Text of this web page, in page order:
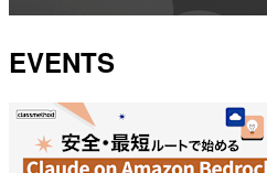
EVENTS